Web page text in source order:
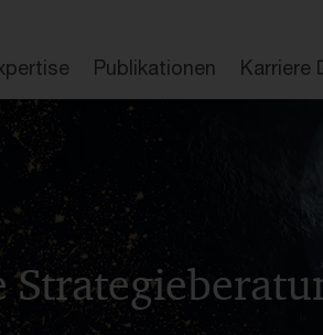
Publikationen Karriere